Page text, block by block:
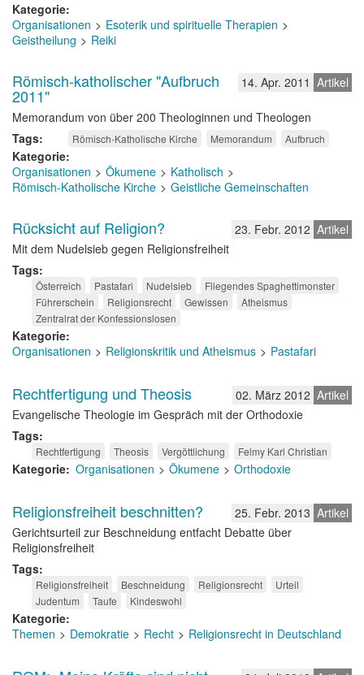
Kategorie
Organisationen
Esoterik und spirituelle Therapien
Geistheilung
Reiki
Artikel
14. Apr. 2011
Römisch-katholischer "Aufbruch
2011"
Memorandum von über 200 Theologinnen und Theologen
Tags
Römisch-Katholische Kirche Memorandum Aufbruch
Kategorie
Organisationen
Ökumene
Katholisch
Römisch-Katholische Kirche
Geistliche Gemeinschaften
Artikel
23. Febr. 2012
Rücksicht auf Religion?
Mit dem Nudelsieb gegen Religionsfreiheit
Tags
Österreich Pastafari Nudelsieb
Fliegendes Spaghettimonster
Führerschein
Religionsrecht Gewissen
Atheismus
Zentralrat der Konfessionslosen
Kategorie
Organisationen
Religionskritik und Atheismus Pastafari
Artikel
02. März 2012
Rechtfertigung und Theosis
Evangelische Theologie im Gespräch mit der Orthodoxie
Tags
Rechtfertigung Theosis Vergöttlichung Felmy Karl Christian
Kategorie Organisationen Ökumene Orthodoxie
Artikel
25. Febr. 2013
Religionsfreiheit beschnitten?
Gerichtsurteil zur Beschneidung entfacht Debatte über
Religionsfreiheit
Tags
Religionsfreiheit Beschneidung Religionsrecht
Urteil
Judentum
Taufe Kindeswohl
Kategorie
Themen
Demokratie Recht Religionsrecht in Deutschland